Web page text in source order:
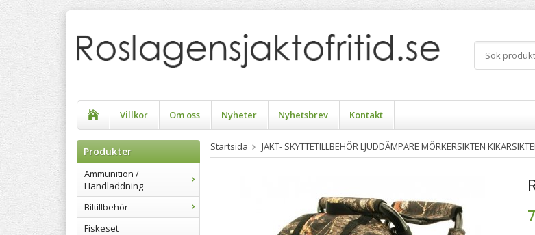
Villkor Om oss Nyheter Nyhetsbrev Kontakt
Produkter
Ammunition /
Handladdning
Biltillbehör
Fiskeset
Startsida JAKT- SKYTTETILLBEHÖR LJUDDÄMPARE MÖRKERSIKTEN